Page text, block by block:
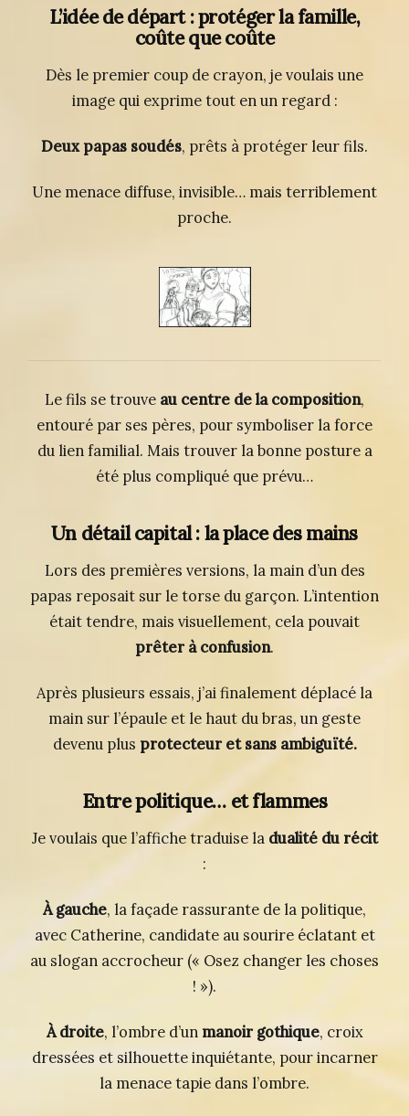
L’idée de départ : protéger la famille,
coûte que coûte
Dès le premier coup de crayon, je voulais une
image qui exprime tout en un regard :
Deux papas soudés, prêts à protéger leur fils.
Une menace diffuse, invisible… mais terriblement
proche.
Le fils se trouve au centre de la composition,
entouré par ses pères, pour symboliser la force
du lien familial. Mais trouver la bonne posture a
été plus compliqué que prévu…
Un détail capital : la place des mains
Lors des premières versions, la main d’un des
papas reposait sur le torse du garçon. L’intention
était tendre, mais visuellement, cela pouvait
prêter à confusion.
Après plusieurs essais, j’ai finalement déplacé la
main sur l’épaule et le haut du bras, un geste
devenu plus protecteur et sans ambiguïté.
Entre politique… et flammes
Je voulais que l’affiche traduise la dualité du récit
:
À gauche, la façade rassurante de la politique,
avec Catherine, candidate au sourire éclatant et
au slogan accrocheur (« Osez changer les choses
! »).
À droite, l’ombre d’un manoir gothique, croix
dressées et silhouette inquiétante, pour incarner
la menace tapie dans l’ombre.